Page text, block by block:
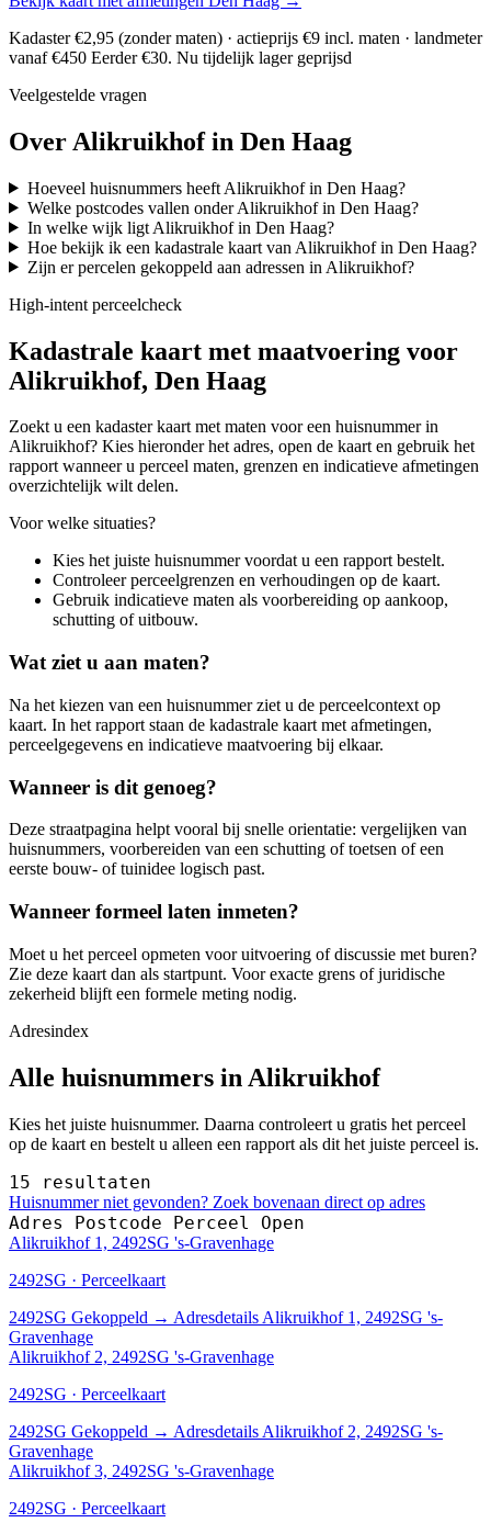
Kadaster €2,95 (zonder maten) · actieprijs €9 incl. maten · landmeter
vanaf €450 Eerder €30. Nu tijdelijk lager geprijsd
Veelgestelde vragen
Over Alikruikhof in Den Haag
Hoeveel huisnummers heeft Alikruikhof in Den Haag?
Welke postcodes vallen onder Alikruikhof in Den Haag?
In welke wijk ligt Alikruikhof in Den Haag?
Hoe bekijk ik een kadastrale kaart van Alikruikhof in Den Haag?
Zijn er percelen gekoppeld aan adressen in Alikruikhof?
High-intent perceelcheck
Kadastrale kaart met maatvoering voor
Alikruikhof, Den Haag
Zoekt u een kadaster kaart met maten voor een huisnummer in
Alikruikhof? Kies hieronder het adres, open de kaart en gebruik het
rapport wanneer u perceel maten, grenzen en indicatieve afmetingen
overzichtelijk wilt delen.
Voor welke situaties?
Kies het juiste huisnummer voordat u een rapport bestelt.
Controleer perceelgrenzen en verhoudingen op de kaart.
Gebruik indicatieve maten als voorbereiding op aankoop,
schutting of uitbouw.
Wat ziet u aan maten?
Na het kiezen van een huisnummer ziet u de perceelcontext op
kaart. In het rapport staan de kadastrale kaart met afmetingen,
perceelgegevens en indicatieve maatvoering bij elkaar.
Wanneer is dit genoeg?
Deze straatpagina helpt vooral bij snelle orientatie: vergelijken van
huisnummers, voorbereiden van een schutting of toetsen of een
eerste bouw- of tuinidee logisch past.
Wanneer formeel laten inmeten?
Moet u het perceel opmeten voor uitvoering of discussie met buren?
Zie deze kaart dan als startpunt. Voor exacte grens of juridische
zekerheid blijft een formele meting nodig.
Adresindex
Alle huisnummers in Alikruikhof
Kies het juiste huisnummer. Daarna controleert u gratis het perceel
op de kaart en bestelt u alleen een rapport als dit het juiste perceel is.
15 resultaten
Huisnummer niet gevonden? Zoek bovenaan direct op adres
Adres Postcode Perceel Open
Alikruikhof 1, 2492SG 's-Gravenhage
2492SG · Perceelkaart
2492SG Gekoppeld → Adresdetails Alikruikhof 1, 2492SG 's-
Gravenhage
Alikruikhof 2, 2492SG 's-Gravenhage
2492SG · Perceelkaart
2492SG Gekoppeld → Adresdetails Alikruikhof 2, 2492SG 's-
Gravenhage
Alikruikhof 3, 2492SG 's-Gravenhage
2492SG · Perceelkaart